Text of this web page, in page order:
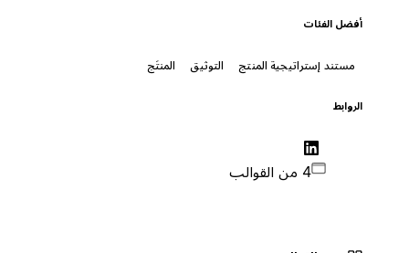
أفضل الفئات
مستند إستراتيجية المنتج التوثيق المنتَج